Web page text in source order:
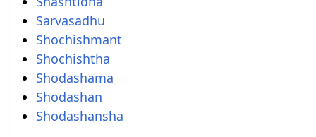
Sarvasadhu
Shochishmant
Shochishtha
Shodashama
Shodashan
Shodashansha